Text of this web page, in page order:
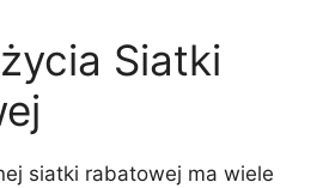
Siatki
siatki rabatowej ma wiele